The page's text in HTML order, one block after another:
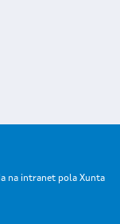
na intranet pola Xunta